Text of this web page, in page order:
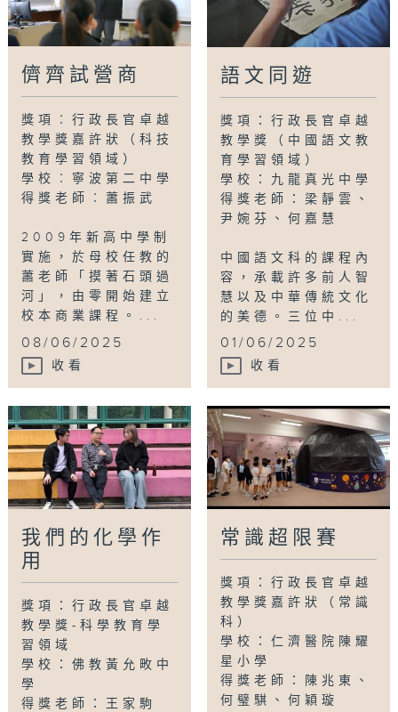
儕齊試營商
獎項︰行政長官卓越
教學獎嘉許狀（科技
教育學習領域）
學校︰寧波第二中學
得獎老師︰蕭振武
2009年新高中學制
實施，於母校任教的
蕭老師「摸著石頭過
河」，由零開始建立
校本商業課程。...
08/06/2025
收看
語文同遊
獎項：行政長官卓越
教學獎（中國語文教
育學習領域）
學校：九龍真光中學
得獎老師：梁靜雲、
尹婉芬、何嘉慧
中國語文科的課程內
容，承載許多前人智
慧以及中華傳統文化
的美德。三位中...
01/06/2025
收看
我們的化學作
用
獎項：行政長官卓越
教學獎-科學教育學
習領域
學校：佛教黃允畋中
學
得獎老師：王家駒
常識超限賽
獎項：行政長官卓越
教學獎嘉許狀（常識
科）
學校：仁濟醫院陳耀
星小學
得獎老師：陳兆東、
何璧騏、何穎璇